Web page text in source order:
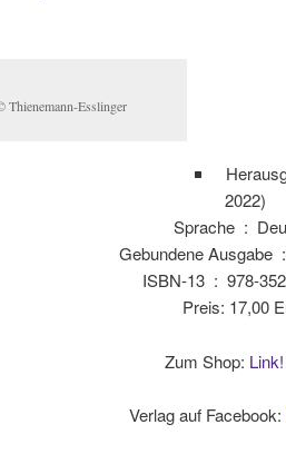
Thienemann-Esslinger
2022)
Sprache ‏ : ‎
ISBN-13 ‏ : ‎978-
Preis: 17,00
Zum Shop: Link!
Verlag auf Facebook: